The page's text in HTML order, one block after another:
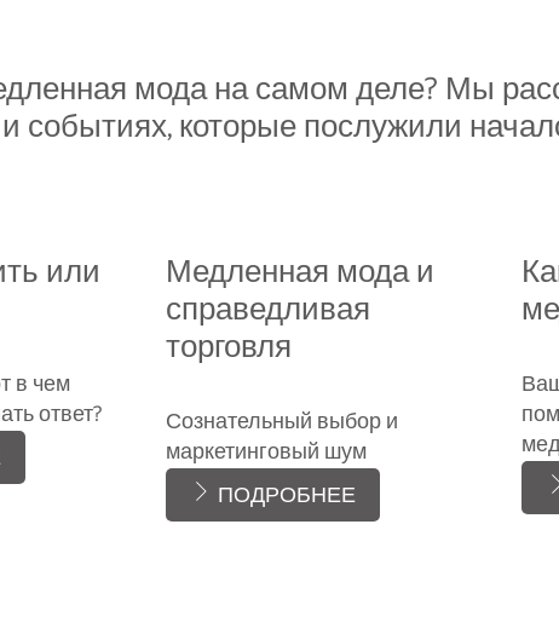
мода на самом деле? Мы
событиях, которые послужили
или
в чем
ответ?
Медленная мода и
справедливая
торговля
Сознательный выбор и
маркетинговый шум
ПОДРОБНЕЕ